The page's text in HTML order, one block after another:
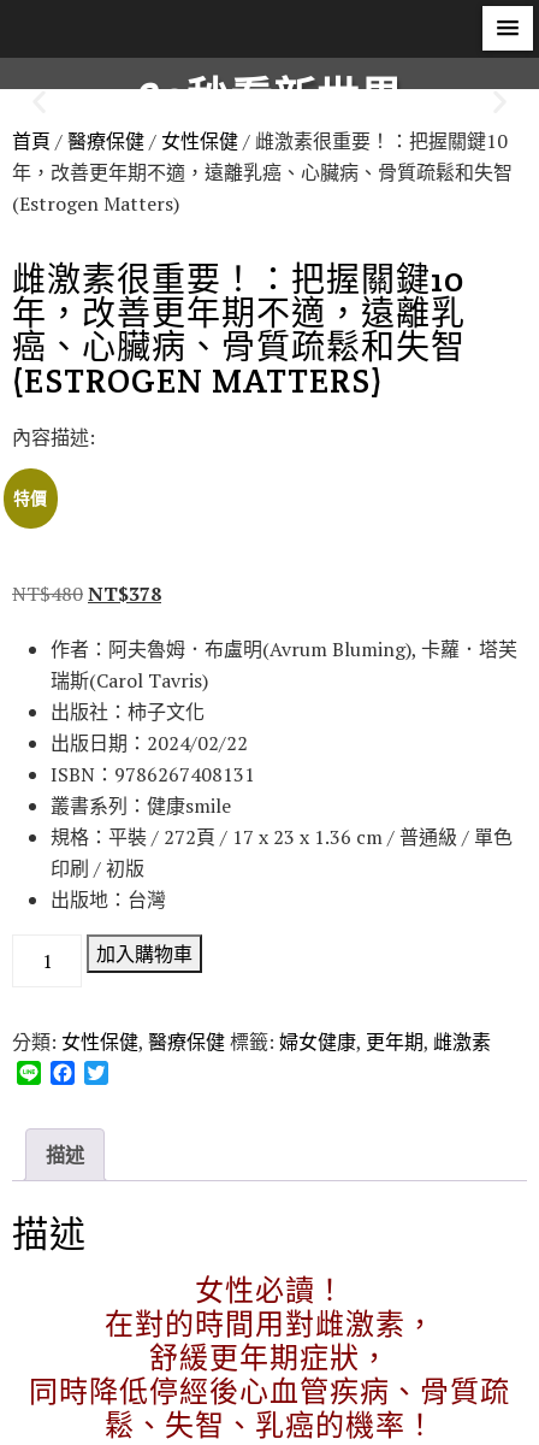
60秒看新世界
柿子文化
首頁 /醫療保健/ 女性保健/ 雌激素很重要！：把握關鍵10
年，改善更年期不適，遠離乳癌、心臟病、骨質疏鬆和失智
(Estrogen Matters)
雌激素很重要！：把握關鍵10
年，改善更年期不適，遠離乳
癌、心臟病、骨質疏鬆和失智
(ESTROGEN MATTERS)
內容描述:
特價
NT$480NT$378
作者：阿夫魯姆．布盧明(Avrum Bluming), 卡蘿．塔芙
瑞斯(Carol Tavris)
出版社：柿子文化
出版日期：2024/02/22
ISBN：9786267408131
叢書系列：健康smile
規格：平裝 / 272頁 / 17 x 23 x 1.36 cm / 普通級 / 單色
印刷 / 初版
出版地：台灣
加入購物車
分類: 女性保健, 醫療保健標籤: 婦女健康, 更年期, 雌激素
e
e
b
o
k
描述
描述
女性必讀！
在對的時間用對雌激素，
舒緩更年期症狀，
同時降低停經後心血管疾病、骨質疏
鬆、失智、乳癌的機率！